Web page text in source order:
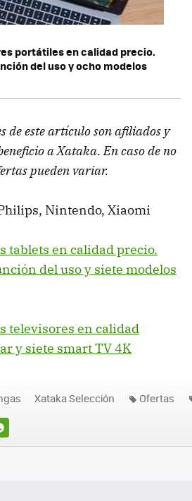
portátiles en calidad precio.
del uso y ocho modelos
de este artículo son afiliados y
a Xataka. En caso de no
pueden variar.
Nintendo, Xiaomi
tablets en calidad precio.
del uso y siete modelos
televisores en calidad
y siete smart TV 4K
Xataka Selección Ofertas